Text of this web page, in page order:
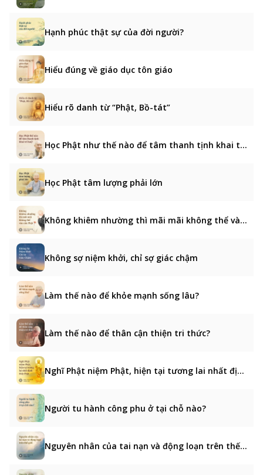
Hạnh phúc thật sự của đời người?
Hiểu đúng về giáo dục tôn giáo
Hiểu rõ danh từ “Phật, Bồ-tát”
Học Phật như thế nào để tâm thanh tịnh khai trí huệ?
Học Phật tâm lượng phải lớn
Không khiêm nhường thì mãi mãi không thể vào cửa Phật
Không sợ niệm khởi, chỉ sợ giác chậm
Làm thế nào để khỏe mạnh sống lâu?
Làm thế nào để thân cận thiện tri thức?
Nghĩ Phật niệm Phật, hiện tại tương lai nhất định thấy Phật
Người tu hành công phu ở tại chỗ nào?
Nguyên nhân của tai nạn và động loạn trên thế giới